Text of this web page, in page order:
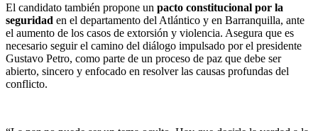
El candidato también propone un pacto constitucional por la
seguridad en el departamento del Atlántico y en Barranquilla, ante
el aumento de los casos de extorsión y violencia. Asegura que es
necesario seguir el camino del diálogo impulsado por el presidente
Gustavo Petro, como parte de un proceso de paz que debe ser
abierto, sincero y enfocado en resolver las causas profundas del
conflicto.